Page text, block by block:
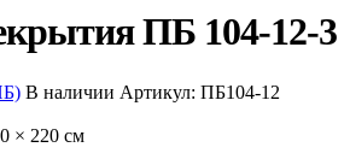
ПБ 104-12-3
В наличии Артикул: ПБ104-12
× 220 см